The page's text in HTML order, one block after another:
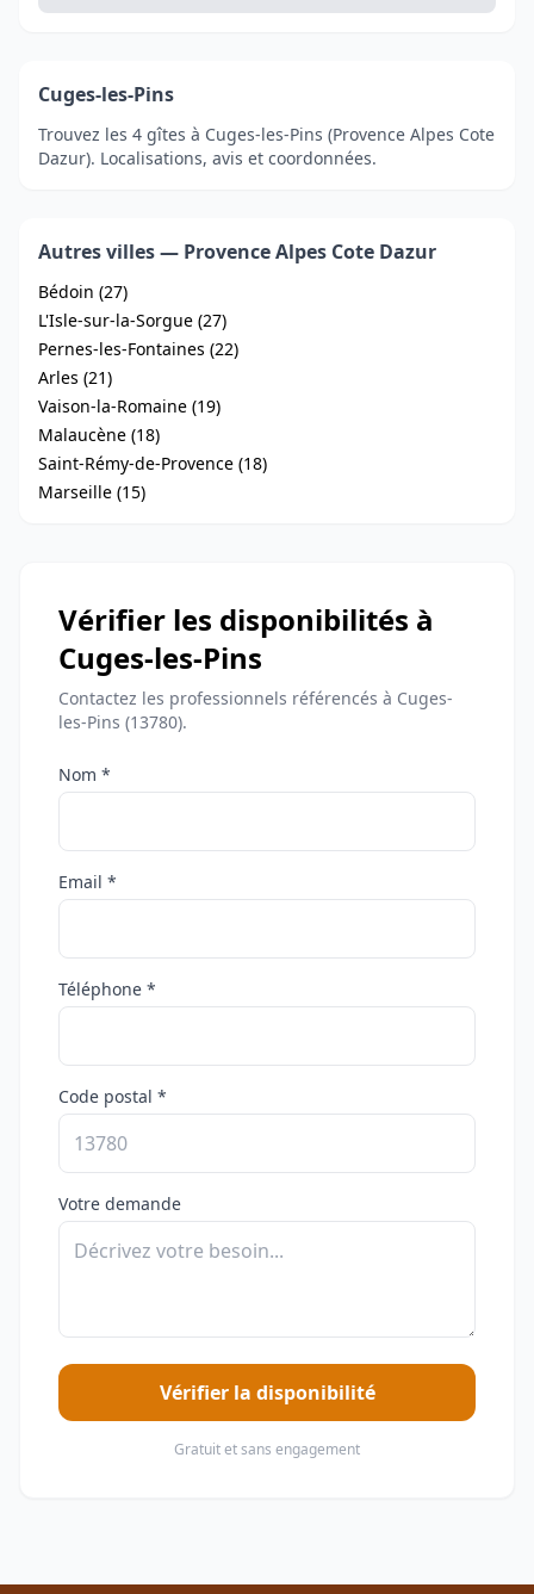
Cuges-les-Pins
Trouvez les 4 gîtes à Cuges-les-Pins (Provence Alpes Cote
Dazur). Localisations, avis et coordonnées.
Autres villes — Provence Alpes Cote Dazur
Bédoin (27)
L'Isle-sur-la-Sorgue (27)
Pernes-les-Fontaines (22)
Arles (21)
Vaison-la-Romaine (19)
Malaucène (18)
Saint-Rémy-de-Provence (18)
Marseille (15)
Vérifier les disponibilités à
Cuges-les-Pins
Contactez les professionnels référencés à Cuges-
les-Pins (13780).
Nom *
Email *
Téléphone *
Code postal *
Votre demande
Vérifier la disponibilité
Gratuit et sans engagement